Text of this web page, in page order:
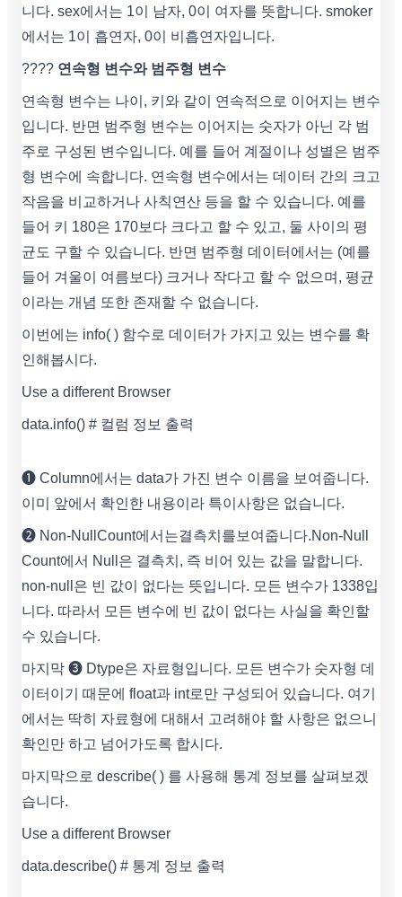
니다. sex에서는 1이 남자, 0이 여자를 뜻합니다. smoker
에서는 1이 흡연자, 0이 비흡연자입니다.
???? 연속형 변수와 범주형 변수
연속형 변수는 나이, 키와 같이 연속적으로 이어지는 변수
입니다. 반면 범주형 변수는 이어지는 숫자가 아닌 각 범
주로 구성된 변수입니다. 예를 들어 계절이나 성별은 범주
형 변수에 속합니다. 연속형 변수에서는 데이터 간의 크고
작음을 비교하거나 사칙연산 등을 할 수 있습니다. 예를
들어 키 180은 170보다 크다고 할 수 있고, 둘 사이의 평
균도 구할 수 있습니다. 반면 범주형 데이터에서는 (예를
들어 겨울이 여름보다) 크거나 작다고 할 수 없으며, 평균
이라는 개념 또한 존재할 수 없습니다.
이번에는 info( ) 함수로 데이터가 가지고 있는 변수를 확
인해봅시다.
Use a different Browser
data.info() # 컬럼 정보 출력
❶ Column에서는 data가 가진 변수 이름을 보여줍니다.
이미 앞에서 확인한 내용이라 특이사항은 없습니다.
❷ Non-NullCount에서는결측치를보여줍니다.Non-Null
Count에서 Null은 결측치, 즉 비어 있는 값을 말합니다.
non-null은 빈 값이 없다는 뜻입니다. 모든 변수가 1338입
니다. 따라서 모든 변수에 빈 값이 없다는 사실을 확인할
수 있습니다.
마지막 ❸ Dtype은 자료형입니다. 모든 변수가 숫자형 데
이터이기 때문에 float과 int로만 구성되어 있습니다. 여기
에서는 딱히 자료형에 대해서 고려해야 할 사항은 없으니
확인만 하고 넘어가도록 합시다.
마지막으로 describe( ) 를 사용해 통계 정보를 살펴보겠
습니다.
Use a different Browser
data.describe() # 통계 정보 출력